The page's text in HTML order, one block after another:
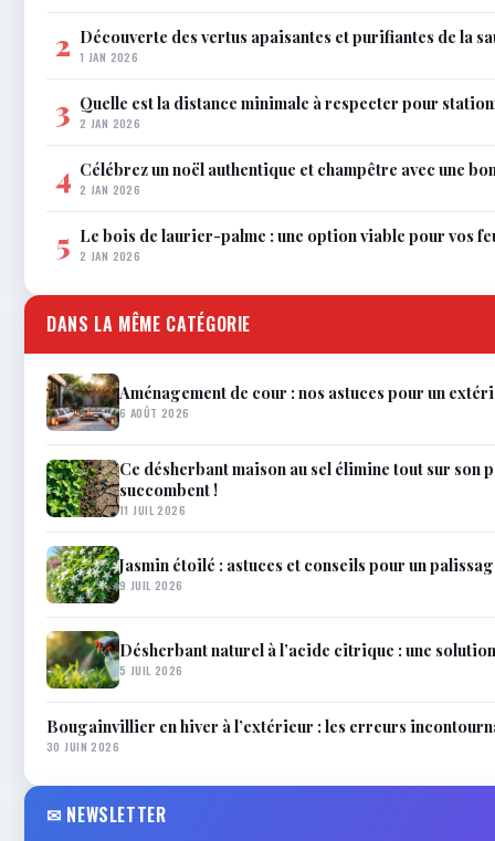
2 Découverte des vertus apaisantes et purifiantes de la
1 JAN 2026
3 Quelle est la distance minimale à respecter pour
2 JAN 2026
4 Célébrez un noël authentique et champêtre avec une
2 JAN 2026
5 Le bois de laurier-palme : une option viable pour vos
2 JAN 2026
DANS LA MÊME CATÉGORIE
Aménagement de cour : nos astuces pour un
6 AOÛT 2026
Ce désherbant maison au sel élimine tout sur son
succombent !
11 JUIL 2026
Jasmin étoilé : astuces et conseils pour un
9 JUIL 2026
Désherbant naturel à l’acide citrique : une
5 JUIL 2026
Bougainvillier en hiver à l’extérieur : les erreurs
30 JUIN 2026
✉ NEWSLETTER